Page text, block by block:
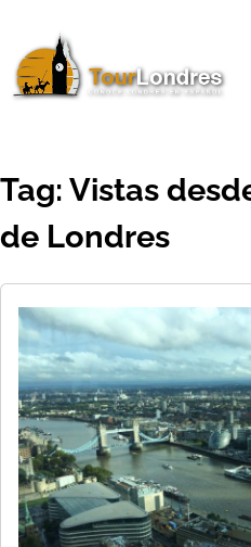
Tag: Vistas
de Londres